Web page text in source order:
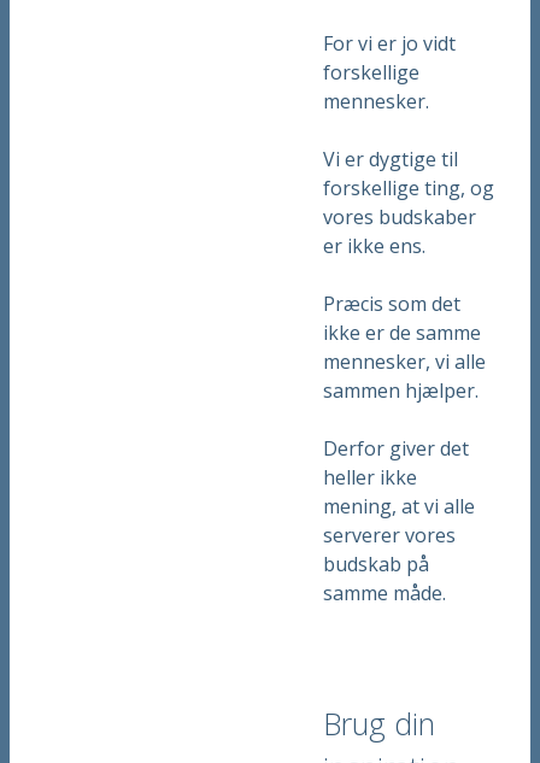
For vi er jo vidt
forskellige
mennesker.
Vi er dygtige til
forskellige ting, og
vores budskaber
er ikke ens.
Præcis som det
ikke er de samme
mennesker, vi alle
sammen hjælper.
Derfor giver det
heller ikke
mening, at vi alle
serverer vores
budskab på
samme måde.
Brug din